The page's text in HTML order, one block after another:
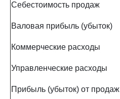
Себестоимость продаж
Валовая прибыль (убыток)
Коммерческие расходы
Управленческие расходы
Прибыль (убыток) от продаж